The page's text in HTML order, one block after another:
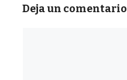
Deja un comentario